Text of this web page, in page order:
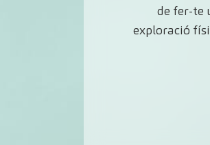
de fer-te
exploració